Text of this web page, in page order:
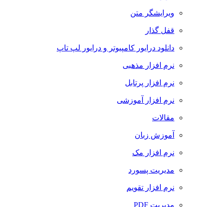
ویرایشگر متن
قفل گذار
دانلود درایور کامپیوتر و درایور لپ تاپ
نرم افزار مذهبی
نرم افزار پرتابل
نرم افزار آموزشی
مقالات
آموزش زبان
نرم افزار مک
مدیریت پسورد
نرم افزار تقویم
مدیریت PDF